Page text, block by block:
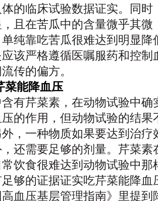
的临床试验数据证实。同时
且在苦瓜中的含量微乎其微
纯靠吃苦瓜很难达到明显降
该严格遵循医嘱服药和控制
传的偏方。
菜能降血压
芹菜素，在动物试验中确
的作用，但动物试验的结果
，一种物质如果要达到治疗
还需要足够的剂量。芹菜素
饮食很难达到动物试验中那
够的证据证实吃芹菜能降血
压基层管理指南》里提到